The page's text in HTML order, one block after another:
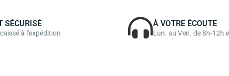
SÉCURISÉ
à l'expédition
À VOTRE ÉCOUTE
Lun. au Ven. de 8h-12h